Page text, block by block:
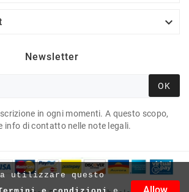
a utilizzare questo

Newsletter
OK
in ogni momenti. A questo scopo,
info di contatto nelle note legali.